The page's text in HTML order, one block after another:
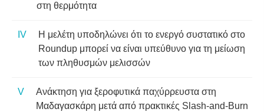
στη θερμότητα
Η μελέτη υποδηλώνει ότι το ενεργό συστατικό στο
Roundup μπορεί να είναι υπεύθυνο για τη μείωση
των πληθυσμών μελισσών
Ανάκτηση για ξεροφυτικά παχύρρευστα στη
Μαδαγασκάρη μετά από πρακτικές Slash-and-Burn